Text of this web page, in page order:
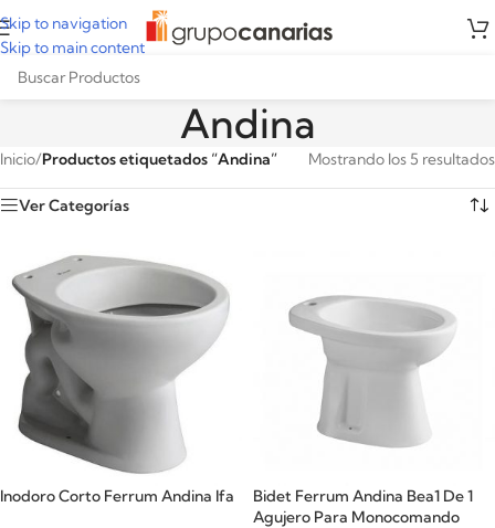
Skip to navigation
Skip to main content
Andina
Inicio/Productos etiquetados “Andina” Mostrando los 5 resultados
Ver Categorías
Inodoro Corto Ferrum Andina Ifa
Bidet Ferrum Andina Bea1 De 1
Agujero Para Monocomando